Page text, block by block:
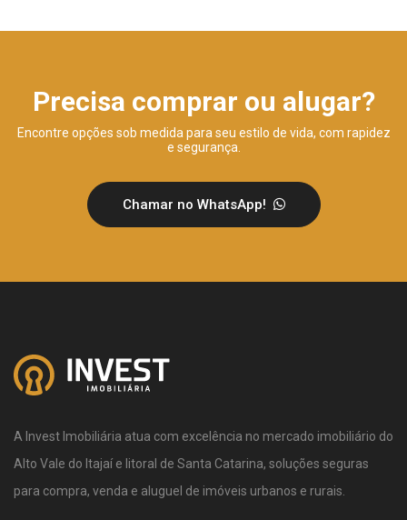
Precisa comprar ou alugar?
Encontre opções sob medida para seu estilo de vida, com rapidez
e segurança.
Chamar no WhatsApp!
A Invest Imobiliária atua com excelência no mercado imobiliário do
Alto Vale do Itajaí e litoral de Santa Catarina, soluções seguras
para compra, venda e aluguel de imóveis urbanos e rurais.